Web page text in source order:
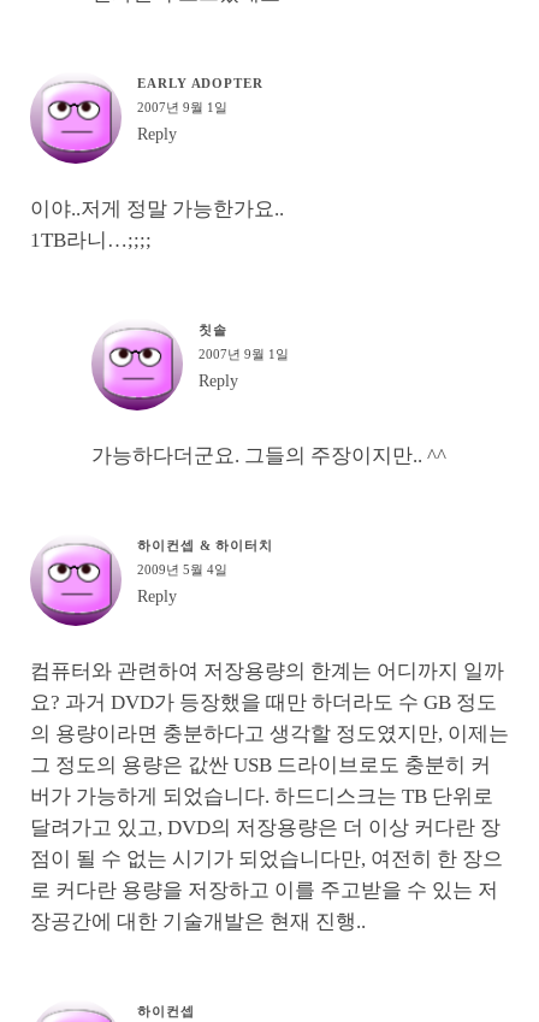
EARLY ADOPTER
2007년 9월 1일
Reply
이야..저게 정말 가능한가요..
1TB라니…;;;;
칫솔
2007년 9월 1일
Reply
가능하다더군요. 그들의 주장이지만.. ^^
하이컨셉 & 하이터치
2009년 5월 4일
Reply
컴퓨터와 관련하여 저장용량의 한계는 어디까지 일까
요? 과거 DVD가 등장했을 때만 하더라도 수 GB 정도
의 용량이라면 충분하다고 생각할 정도였지만, 이제는
그 정도의 용량은 값싼 USB 드라이브로도 충분히 커
버가 가능하게 되었습니다. 하드디스크는 TB 단위로
달려가고 있고, DVD의 저장용량은 더 이상 커다란 장
점이 될 수 없는 시기가 되었습니다만, 여전히 한 장으
로 커다란 용량을 저장하고 이를 주고받을 수 있는 저
장공간에 대한 기술개발은 현재 진행..
하이컨셉